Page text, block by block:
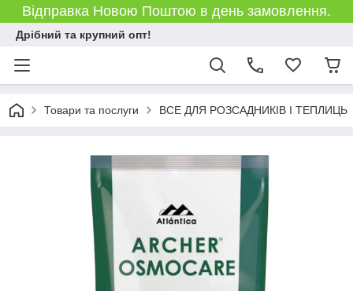
Відправка Новою Поштою в день замовлення.
Дрібний та крупний опт!
Товари та послуги ВСЕ ДЛЯ РОЗСАДНИКІВ І ТЕПЛИЦЬ